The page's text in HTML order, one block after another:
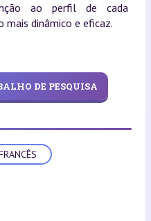
ao perfil de cada
dinâmico e eficaz.
DE PESQUISA